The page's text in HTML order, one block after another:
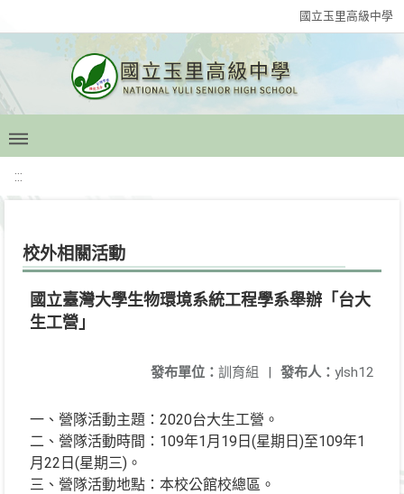
國立玉里高級中學
:::
校外相關活動
國立臺灣大學生物環境系統工程學系舉辦「台大
生工營」
發布人： ylsh12
發布單位： 訓育組 |
一、營隊活動主題：2020台大生工營。
二、營隊活動時間：109年1月19日(星期日)至109年1
月22日(星期三)。
三、營隊活動地點：本校公館校總區。